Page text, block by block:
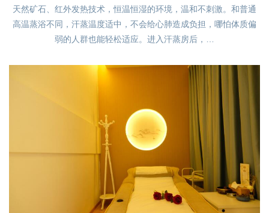
天然矿石、红外发热技术，恒温恒湿的环境，温和不刺激。和普通
高温蒸浴不同，汗蒸温度适中，不会给心肺造成负担，哪怕体质偏
弱的人群也能轻松适应。进入汗蒸房后，…